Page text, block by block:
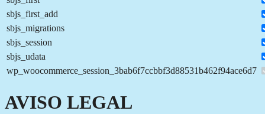
sbjs_first_add
sbjs_migrations
sbjs_session
sbjs_udata
wp_woocommerce_session_3bab6f7ccbbf3d88531b462f94ace6d7
AVISO LEGAL